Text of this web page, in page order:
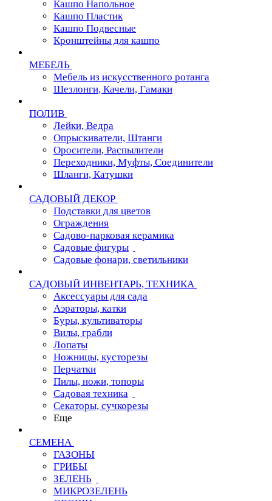
Кашпо Напольное
Кашпо Пластик
Кашпо Подвесные
Кронштейны для кашпо
МЕБЕЛЬ
Мебель из искусственного ротанга
Шезлонги, Качели, Гамаки
ПОЛИВ
Лейки, Ведра
Опрыскиватели, Штанги
Оросители, Распылители
Переходники, Муфты, Соединители
Шланги, Катушки
САДОВЫЙ ДЕКОР
Подставки для цветов
Ограждения
Садово-парковая керамика
Садовые фигуры
Садовые фонари, светильники
САДОВЫЙ ИНВЕНТАРЬ, ТЕХНИКА
Аксессуары для сада
Аэраторы, катки
Буры, культиваторы
Вилы, грабли
Лопаты
Ножницы, кусторезы
Перчатки
Пилы, ножи, топоры
Садовая техника
Секаторы, сучкорезы
Еще
СЕМЕНА
ГАЗОНЫ
ГРИБЫ
ЗЕЛЕНЬ
МИКРОЗЕЛЕНЬ